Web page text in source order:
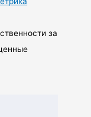
за